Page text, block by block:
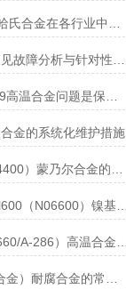
金的系统化维护措施
正确存放Inconel600（N06600）镍基合金的重要性介绍